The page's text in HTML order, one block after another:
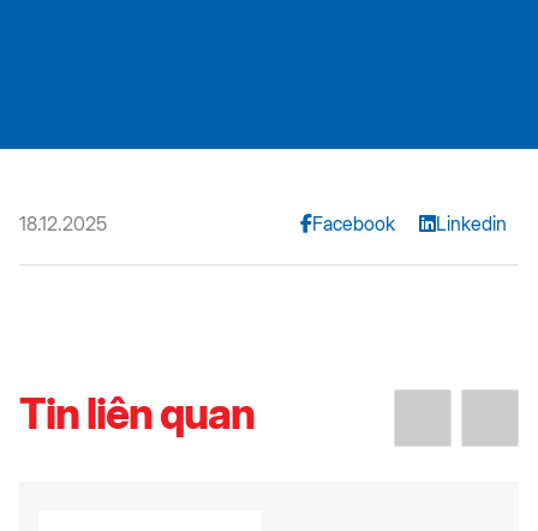
18.12.2025 Facebook Linkedin
Tin liên quan